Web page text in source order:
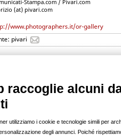
Stampa.com / Pivari.com
(at) pivari.com
www.photographers.it/or-gallery
pivari
lavoro
Noleggio Sala Posa
Backstage
raccoglie alcuni
utilizziamo i cookie e tecnologie simili per
degli annunci. Poiché